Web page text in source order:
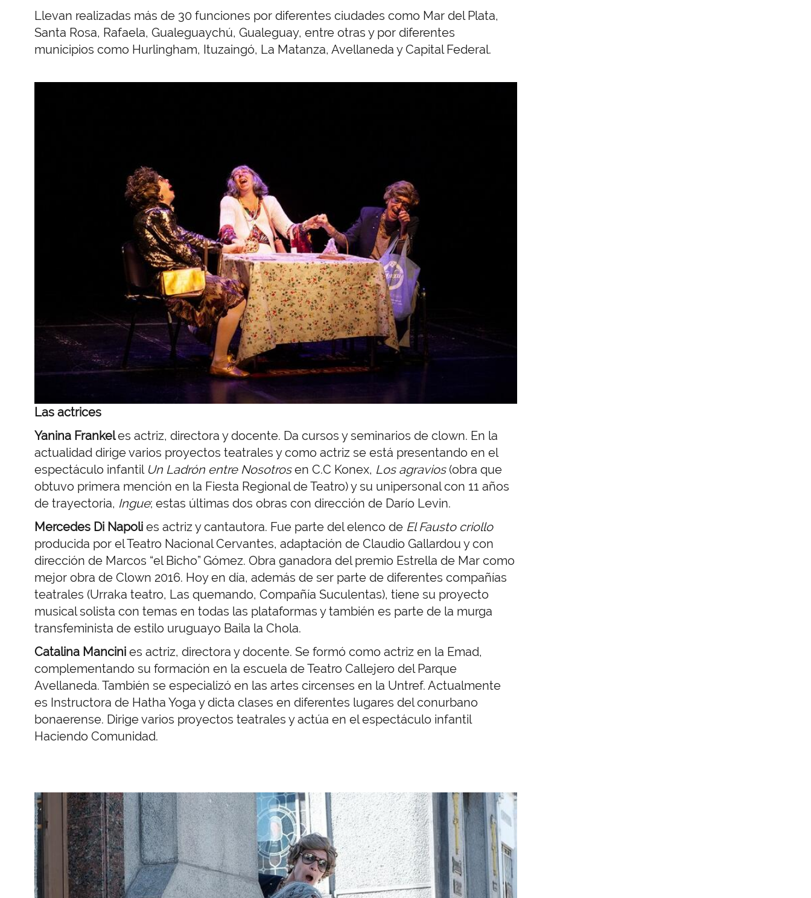
Llevan realizadas más de 30 funciones por diferentes ciudades como Mar del Plata,
Santa Rosa, Rafaela, Gualeguaychú, Gualeguay, entre otras y por diferentes
municipios como Hurlingham, Ituzaingó, La Matanza, Avellaneda y Capital Federal.
Las actrices
Yanina Frankeles actriz, directora y docente. Da cursos y seminarios de clown. En la
actualidad dirige varios proyectos teatrales y como actriz se está presentando en el
espectáculo infantil Un Ladrón entre Nosotrosen C.C Konex, Los agravios(obra que
obtuvo primera mención en la Fiesta Regional de Teatro) y su unipersonal con 11 años
de trayectoria, Ingue; estas últimas dos obras con dirección de Darío Levin.
Mercedes Di Napoli es actriz y cantautora. Fue parte del elenco de El Fausto criollo
producida por el Teatro Nacional Cervantes, adaptación de Claudio Gallardou y con
dirección de Marcos “el Bicho” Gómez. Obra ganadora del premio Estrella de Mar como
mejor obra de Clown 2016. Hoy en día, además de ser parte de diferentes compañías
teatrales (Urraka teatro, Las quemando, Compañía Suculentas), tiene su proyecto
musical solista con temas en todas las plataformas y también es parte de la murga
transfeminista de estilo uruguayo Baila la Chola.
Catalina Mancini es actriz, directora y docente. Se formó como actriz en la Emad,
complementando su formación en la escuela de Teatro Callejero del Parque
Avellaneda. También se especializó en las artes circenses en la Untref. Actualmente
es Instructora de Hatha Yoga y dicta clases en diferentes lugares del conurbano
bonaerense. Dirige varios proyectos teatrales y actúa en el espectáculo infantil
Haciendo Comunidad.
Imagen